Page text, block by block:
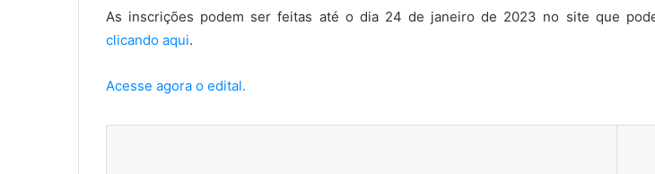
As inscrições podem ser feitas até o dia 24 de janeiro de 2023 no site que
clicando aqui.
Acesse agora o edital.